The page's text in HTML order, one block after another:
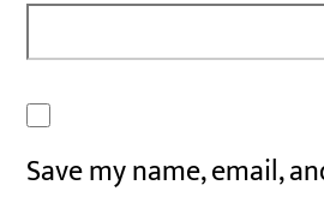
Save my name, email,